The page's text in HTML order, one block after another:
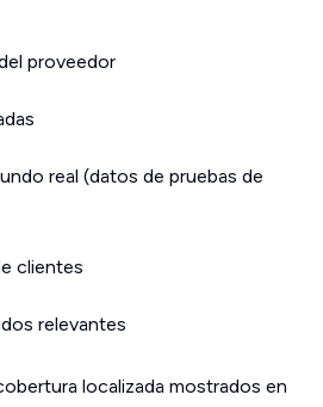
proveedor
real (datos de pruebas de
clientes
relevantes
localizada mostrados en